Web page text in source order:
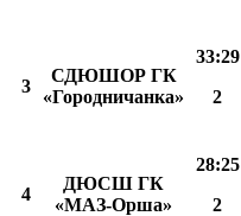
3
СДЮШОР ГК
«Городничанка»
33:29
2
4
ДЮСШ ГК
«МАЗ-Орша»
28:25
2